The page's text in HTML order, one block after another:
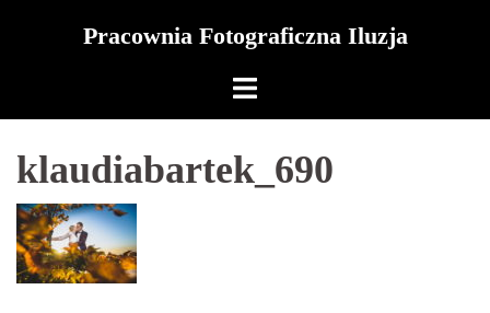
Pracownia Fotograficzna Iluzja
klaudiabartek_690